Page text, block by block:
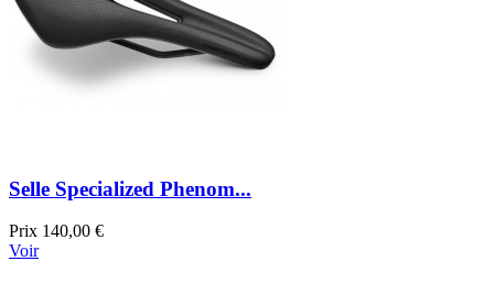
Selle Specialized Phenom...
Prix 140,00 €
Voir